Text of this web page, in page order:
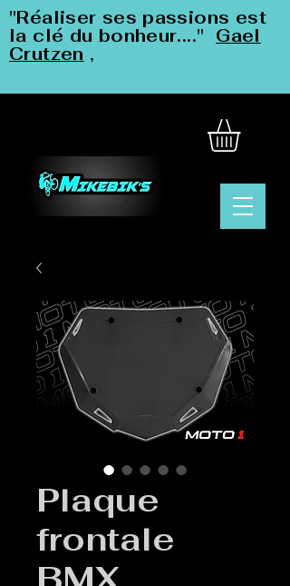
"Réaliser ses passions est
la clé du bonheur...." Gael
Crutzen ,
Plaque
frontale